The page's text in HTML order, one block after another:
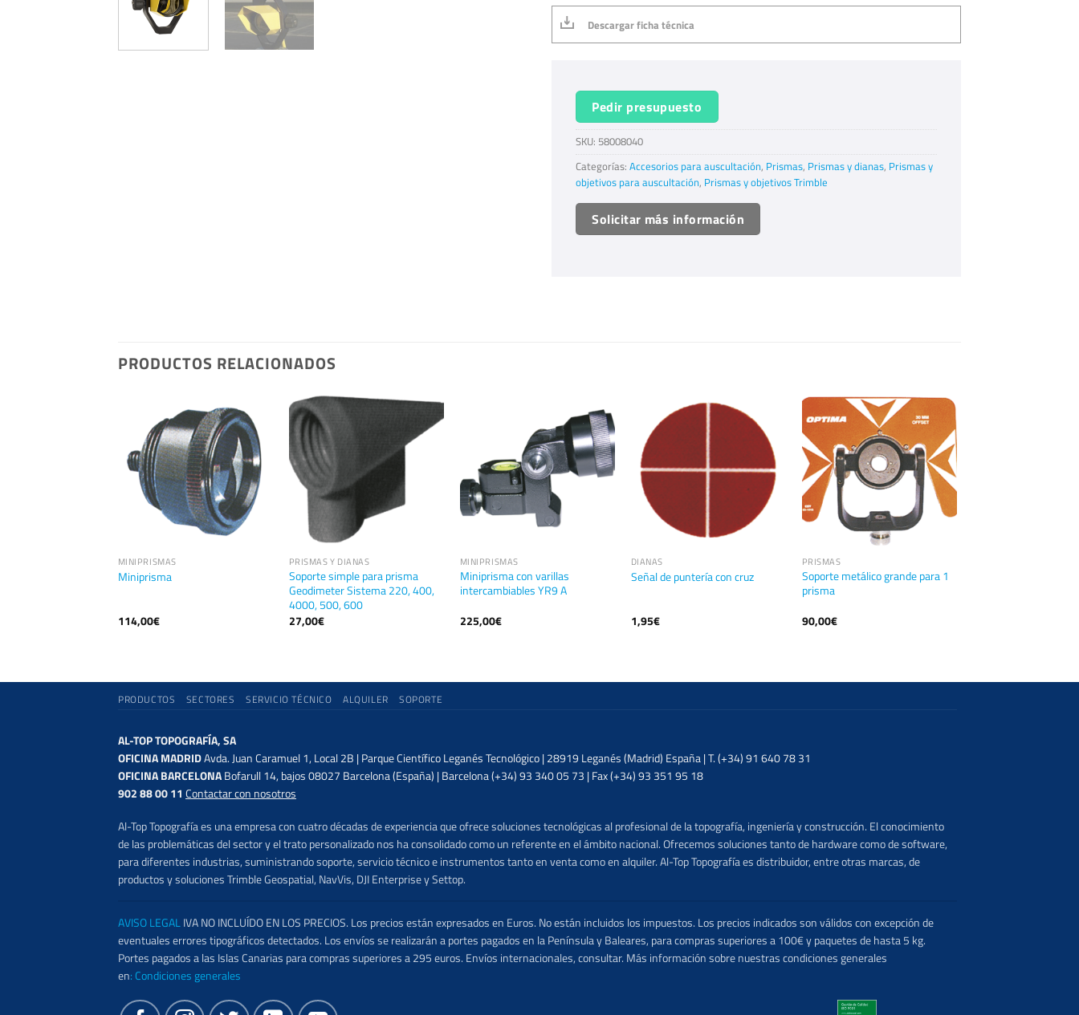
Descargar ficha técnica
Pedir presupuesto
SKU: 58008040
Categorías: Accesorios para auscultación, Prismas, Prismas y dianas, Prismas y
objetivos para auscultación, Prismas y objetivos Trimble
Solicitar más información
PRODUCTOS RELACIONADOS
MINIPRISMAS
Miniprisma
114,00€
PRISMAS Y DIANAS
Soporte simple para prisma
Geodimeter Sistema 220, 400,
4000, 500, 600
27,00€
MINIPRISMAS
Miniprisma con varillas
intercambiables YR9 A
225,00€
DIANAS
Señal de puntería con cruz
1,95€
PRISMAS
Soporte metálico grande para 1
prisma
90,00€
PRODUCTOS SECTORES SERVICIO TÉCNICO ALQUILER SOPORTE
AL-TOP TOPOGRAFÍA, SA
OFICINA MADRIDAvda. Juan Caramuel 1, Local 2B | Parque Científico Leganés Tecnológico | 28919 Leganés (Madrid) España | T. (+34) 91 640 78 31
OFICINA BARCELONABofarull 14, bajos 08027 Barcelona (España) | Barcelona (+34) 93 340 05 73 | Fax (+34) 93 351 95 18
902 88 00 11 Contactar con nosotros
Al-Top Topografía es una empresa con cuatro décadas de experiencia que ofrece soluciones tecnológicas al profesional de la topografía, ingeniería y construcción. El conocimiento
de las problemáticas del sector y el trato personalizado nos ha consolidado como un referente en el ámbito nacional. Ofrecemos soluciones tanto de hardware como de software,
para diferentes industrias, suministrando soporte, servicio técnico e instrumentos tanto en venta como en alquiler. Al-Top Topografía es distribuidor, entre otras marcas, de
productos y soluciones Trimble Geospatial, NavVis, DJI Enterprise y Settop.
AVISO LEGALIVA NO INCLUÍDO EN LOS PRECIOS. Los precios están expresados en Euros. No están incluidos los impuestos. Los precios indicados son válidos con excepción de
eventuales errores tipográficos detectados. Los envíos se realizarán a portes pagados en la Península y Baleares, para compras superiores a 100€ y paquetes de hasta 5 kg.
Portes pagados a las Islas Canarias para compras superiores a 295 euros. Envíos internacionales, consultar. Más información sobre nuestras condiciones generales
en: Condiciones generales